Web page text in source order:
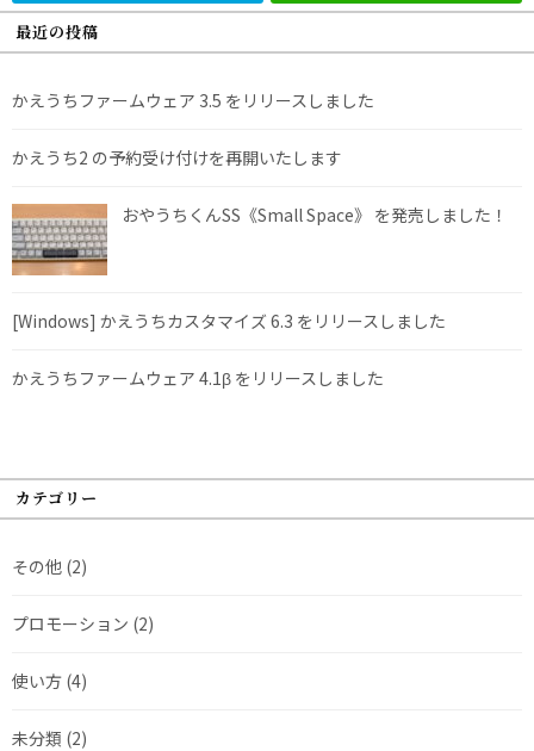
最近の投稿
かえうちファームウェア 3.5 をリリースしました
かえうち2 の予約受け付けを再開いたします
おやうちくんSS《Small Space》 を発売しました！
[Windows] かえうちカスタマイズ 6.3 をリリースしました
かえうちファームウェア 4.1β をリリースしました
カテゴリー
その他 (2)
プロモーション (2)
使い方 (4)
未分類 (2)